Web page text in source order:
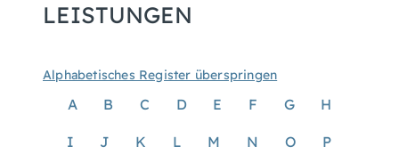
LEISTUNGEN
Alphabetisches Register überspringen
A B C D E F G H
I J K L M N O P